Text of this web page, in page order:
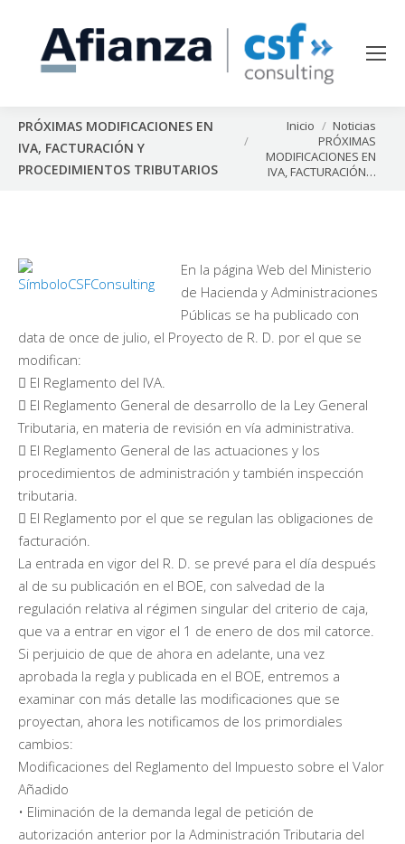
PRÓXIMAS MODIFICACIONES EN
IVA, FACTURACIÓN Y
PROCEDIMIENTOS TRIBUTARIOS
Estás aquí:Inicio
Noticias
PRÓXIMAS
MODIFICACIONES EN
IVA, FACTURACIÓN…
En la página Web del Ministerio
de Hacienda y Administraciones
Públicas se ha publicado con
data de once de julio, el Proyecto de R. D. por el que se
modifican:
 El Reglamento del IVA.
 El Reglamento General de desarrollo de la Ley General
Tributaria, en materia de revisión en vía administrativa.
 El Reglamento General de las actuaciones y los
procedimientos de administración y también inspección
tributaria.
 El Reglamento por el que se regulan las obligaciones de
facturación.
La entrada en vigor del R. D. se prevé para el día después
al de su publicación en el BOE, con salvedad de la
regulación relativa al régimen singular del criterio de caja,
que va a entrar en vigor el 1 de enero de dos mil catorce.
Si perjuicio de que de ahora en adelante, una vez
aprobada la regla y publicada en el BOE, entremos a
examinar con más detalle las modificaciones que se
proyectan, ahora les notificamos de los primordiales
cambios:
Modificaciones del Reglamento del Impuesto sobre el Valor
Añadido
• Eliminación de la demanda legal de petición de
autorización anterior por la Administración Tributaria del